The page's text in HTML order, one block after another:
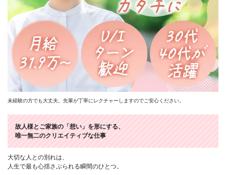
未経験の方でも大丈夫。先輩が丁寧にレクチャーしますのでご安心ください。
故人様とご家族の「想い」を形にする、
唯一無二のクリエイティブな仕事
大切な人との別れは、
人生で最も心揺さぶられる瞬間のひとつ。